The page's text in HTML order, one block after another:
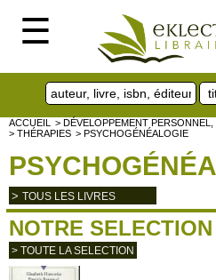
☰
ACCUEIL
> DÉVELOPPEMENT
> THÉRAPIES > PSYCHOGÉNÉALOGIE
> TOUS LES LIVRES
NOTRE SELECTION
> TOUTE LA SELECTION